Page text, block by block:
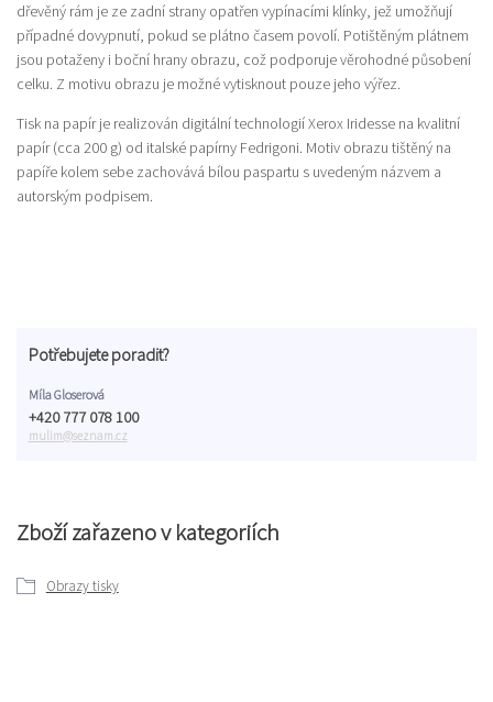
dřevěný rám je ze zadní strany opatřen vypínacími klínky, jež umožňují
případné dovypnutí, pokud se plátno časem povolí. Potištěným plátnem
jsou potaženy i boční hrany obrazu, což podporuje věrohodné působení
celku. Z motivu obrazu je možné vytisknout pouze jeho výřez.
Tisk na papír je realizován digitální technologií Xerox Iridesse na kvalitní
papír (cca 200 g) od italské papírny Fedrigoni. Motiv obrazu tištěný na
papíře kolem sebe zachovává bílou paspartu s uvedeným názvem a
autorským podpisem.
Zboží zařazeno v kategoriích
Obrazy tisky
Potřebujete poradit?
Míla Gloserová
+420 777 078 100
mulim@seznam.cz